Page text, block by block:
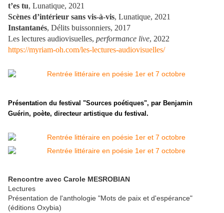
t’es tu, Lunatique, 2021
Scènes d’intérieur sans vis-à-vis, Lunatique, 2021
Instantanés, Délits buissonniers, 2017
Les lectures audiovisuelles, performance live, 2022
https://myriam-oh.com/les-lectures-audiovisuelles/
Présentation du festival "Sources poétiques", par Benjamin
Guérin, poète, directeur artistique du festival.
Rencontre avec Carole MESROBIAN
Lectures
Présentation de l'anthologie "Mots de paix et d'espérance"
(éditions Oxybia)